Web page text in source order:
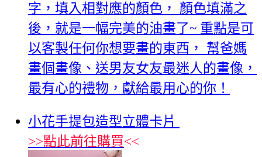
字，填入相對應的顏色， 顏色填滿之
後，就是一幅完美的油畫了~ 重點是可
以客製任何你想要畫的東西， 幫爸媽
畫個畫像、送男友女友最迷人的畫像，
最有心的禮物，獻給最用心的你！
小花手提包造型立體卡片
>>點此前往購買<<